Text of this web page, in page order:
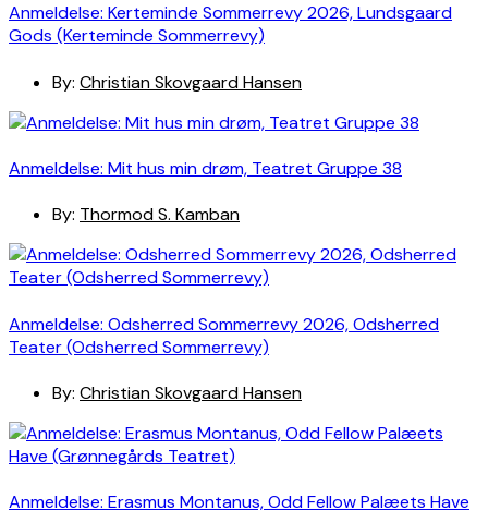
Anmeldelse: Kerteminde Sommerrevy 2026, Lundsgaard
Gods (Kerteminde Sommerrevy)
By: Christian Skovgaard Hansen
Anmeldelse: Mit hus min drøm, Teatret Gruppe 38
By: Thormod S. Kamban
Anmeldelse: Odsherred Sommerrevy 2026, Odsherred
Teater (Odsherred Sommerrevy)
By: Christian Skovgaard Hansen
Anmeldelse: Erasmus Montanus, Odd Fellow Palæets Have